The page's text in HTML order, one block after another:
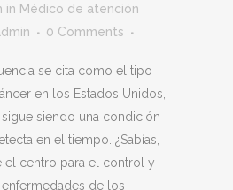
in Médico de atención
0 Comments
se cita como el tipo
en los Estados Unidos,
siendo una condición
en el tiempo. ¿Sabías,
el centro para el control y
de los